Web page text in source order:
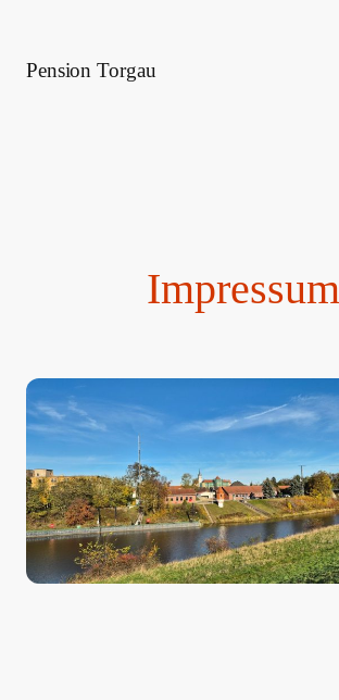
Pension Torgau
Impressum